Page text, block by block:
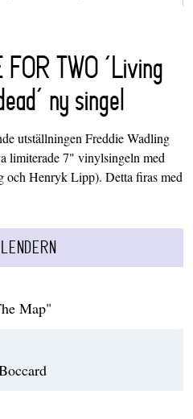
TWO ‘Living
ny singel
utställningen Freddie Wadling
limiterade 7" vinylsingeln med
och Henryk Lipp). Detta firas med
Map"